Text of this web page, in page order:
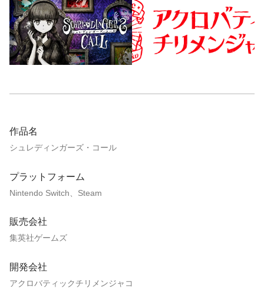
作品名
シュレディンガーズ・コール
プラットフォーム
Nintendo Switch、Steam
販売会社
集英社ゲームズ
開発会社
アクロバティックチリメンジャコ